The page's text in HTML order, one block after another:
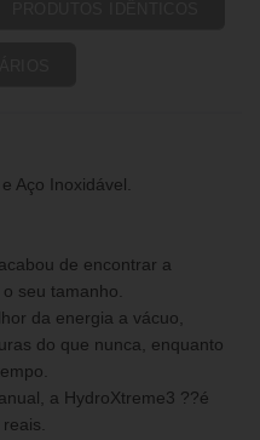
Aço Inoxidável.
de encontrar a
seu tamanho.
da energia a vácuo,
do que nunca, enquanto
a HydroXtreme3 ??é